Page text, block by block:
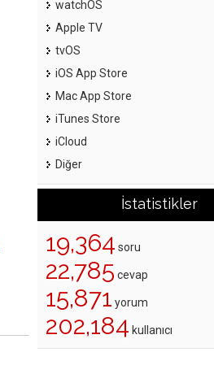
watchOS
Apple TV
tvOS
iOS App Store
Mac App Store
iTunes Store
iCloud
Diğer
İstatistikler
19,364 soru
22,785 cevap
15,871 yorum
202,184 kullanıcı